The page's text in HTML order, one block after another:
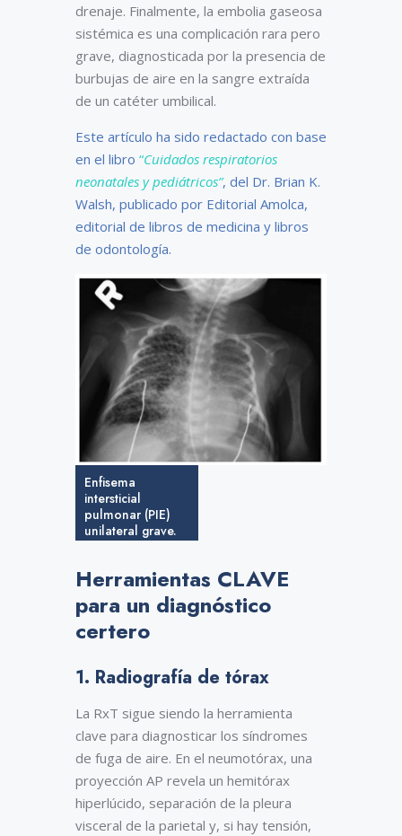
drenaje. Finalmente, la embolia gaseosa
sistémica es una complicación rara pero
grave, diagnosticada por la presencia de
burbujas de aire en la sangre extraída
de un catéter umbilical.
Este artículo ha sido redactado con base
en el libro “Cuidados respiratorios
neonatales y pediátricos”, del Dr. Brian K.
Walsh, publicado por Editorial Amolca,
editorial de libros de medicina y libros
de odontología.
Enfisema
intersticial
pulmonar (PIE)
unilateral grave.
Este lactante
semanas de
imagen se tomó
en el contexto de
una
respiratoria a las
2 semanas de
vida. Obsérvese
la hiperinsuflación
del pulmón
derecho
afectado.
Herramientas CLAVE
para un diagnóstico
certero
1. Radiografía de tórax
La RxT sigue siendo la herramienta
clave para diagnosticar los síndromes
de fuga de aire. En el neumotórax, una
proyección AP revela un hemitórax
hiperlúcido, separación de la pleura
visceral de la parietal y, si hay tensión,